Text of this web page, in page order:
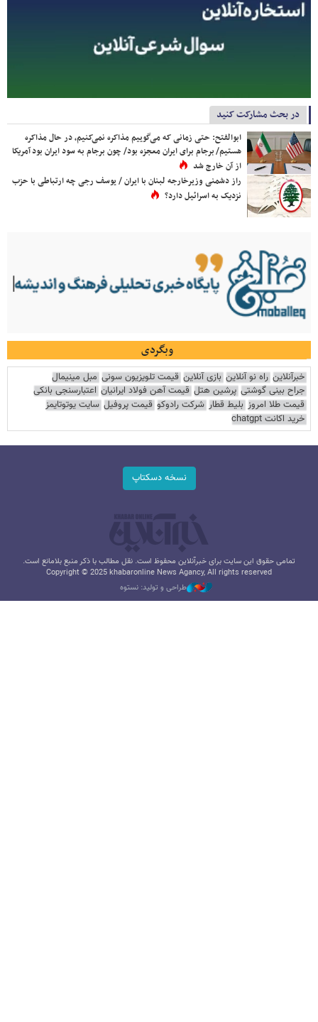
در بحث مشارکت کنید
ابوالفتح: حتی زمانی که می‌گوییم مذاکره نمی‌کنیم، در حال مذاکره
هستیم/ برجام برای ایران معجزه بود/ چون برجام به سود ایران بود آمریکا
از آن خارج شد
راز دشمنی وزیرخارجه لبنان با ایران / یوسف رجی چه ارتباطی با حزب
نزدیک به اسرائیل دارد؟
وبگردی
خبرآنلاین راه نو آنلاین بازی آنلاین قیمت تلویزیون سونی مبل مینیمال
جراح بینی گوشتی پرشین هتل قیمت آهن فولاد ایرانیان اعتبارسنجی بانکی
قیمت طلا امروز بلیط قطار شرکت رادوکو قیمت پروفیل سایت یوتوتایمز
خرید اکانت chatgpt
نسخه دسکتاپ
تمامی حقوق این سایت برای خبرآنلاین محفوظ است. نقل مطالب با ذکر منبع بلامانع است.
Copyright © 2025 khabaronline News Agancy, All rights reserved
طراحی و تولید: نستوه